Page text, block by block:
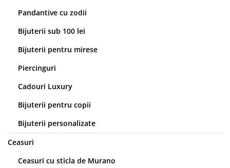
Pandantive cu zodii
Bijuterii sub 100 lei
Bijuterii pentru mirese
Piercinguri
Cadouri Luxury
Bijuterii pentru copii
Bijuterii personalizate
Ceasuri
Ceasuri cu sticla de Murano